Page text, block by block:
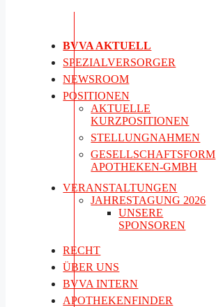
BVVA AKTUELL
SPEZIALVERSORGER
NEWSROOM
POSITIONEN
AKTUELLE
KURZPOSITIONEN
STELLUNGNAHMEN
GESELLSCHAFTSFORM
APOTHEKEN-GMBH
VERANSTALTUNGEN
JAHRESTAGUNG 2026
UNSERE
SPONSOREN
RECHT
ÜBER UNS
BVVA INTERN
APOTHEKENFINDER